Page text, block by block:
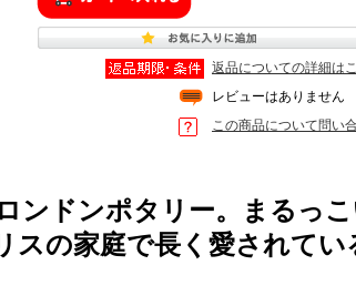
返品についての詳細は
レビューはありません
この商品について問い
ンドンポタリー。まるっ
スの家庭で長く愛されてい